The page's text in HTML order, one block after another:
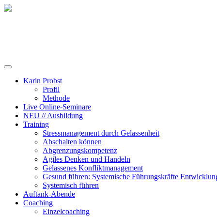
Karin Probst
Profil
Methode
Live Online-Seminare
NEU // Ausbildung
Training
Stressmanagement durch Gelassenheit
Abschalten können
Abgrenzungskompetenz
Agiles Denken und Handeln
Gelassenes Konfliktmanagement
Gesund führen: Systemische Führungskräfte
Systemisch führen
Auftank-Abende
Coaching
Einzelcoaching